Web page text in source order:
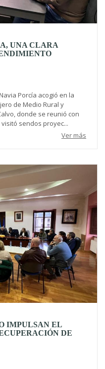
UNA CLARA
Porcía acogió en la
de Medio Rural y
donde se reunió con
sendos proyec...
Ver más
IMPULSAN EL
DE